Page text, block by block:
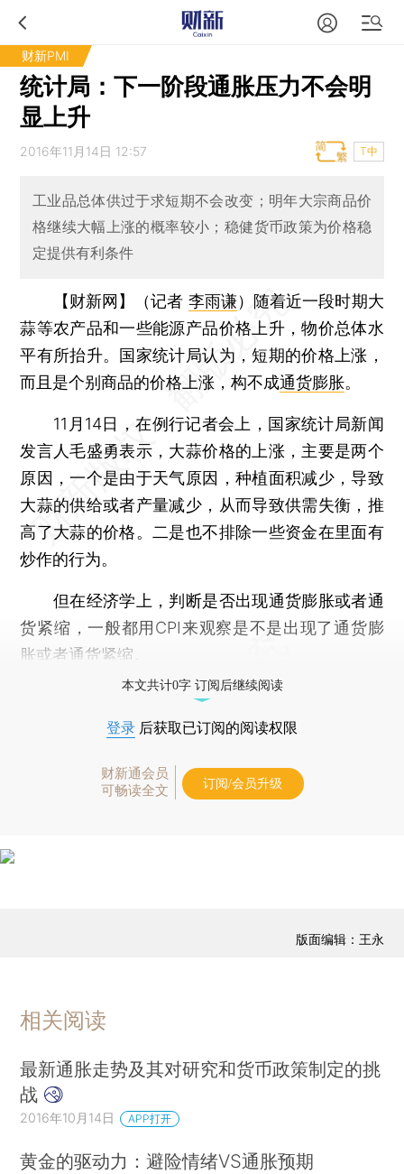
财新PMI
统计局：下一阶段通胀压力不会明
显上升
2016年11月14日 12:57 T中
工业品总体供过于求短期不会改变；明年大宗商品价
格继续大幅上涨的概率较小；稳健货币政策为价格稳
定提供有利条件
【财新网】（记者 李雨谦） 随着近一段时期大
蒜等农产品和一些能源产品价格上升，物价总体水
平有所抬升。国家统计局认为，短期的价格上涨，
而且是个别商品的价格上涨，构不成通货膨胀。
11月14日，在例行记者会上，国家统计局新闻
发言人毛盛勇表示，大蒜价格的上涨，主要是两个
原因，一个是由于天气原因，种植面积减少，导致
大蒜的供给或者产量减少，从而导致供需失衡，推
高了大蒜的价格。二是也不排除一些资金在里面有
炒作的行为。
但在经济学上，判断是否出现通货膨胀或者通
货紧缩，一般都用CPI来观察是不是出现了通货膨
胀或者通货紧缩。
本文共计0字 订阅后继续阅读
登录 后获取已订阅的阅读权限
财新通会员
可畅读全文
订阅/会员升级
版面编辑：王永
相关阅读
最新通胀走势及其对研究和货币政策制定的挑
战
2016年10月14日 APP打开
黄金的驱动力：避险情绪VS通胀预期